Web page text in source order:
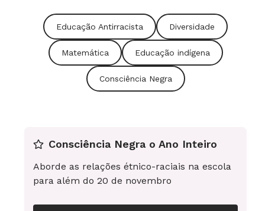
Educação Antirracista Diversidade
Matemática Educação indígena
Consciência Negra
Consciência Negra o Ano Inteiro
Aborde as relações étnico-raciais na escola
para além do 20 de novembro